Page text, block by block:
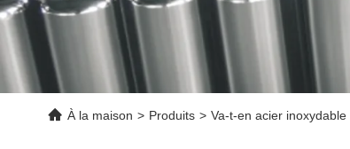
À la maison > Produits > Va-t-en acier inoxydable